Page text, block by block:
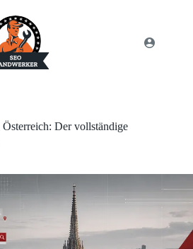
Der vollständige